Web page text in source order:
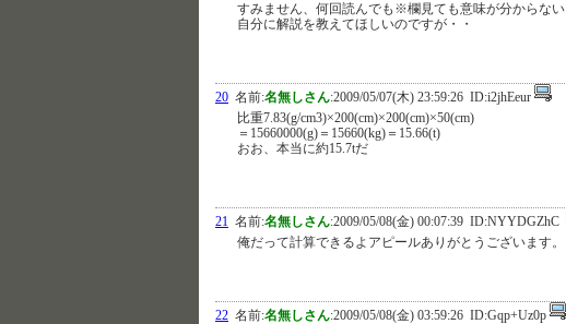
すみません、何回読んでも※欄見ても意味が分からない
自分に解説を教えてほしいのですが・・
20 名前:名無しさん:2009/05/07(木) 23:59:26 ID:i2jhEeur
比重7.83(g/cm3)×200(cm)×200(cm)×50(cm)
＝15660000(g)＝15660(kg)＝15.66(t)
おお、本当に約15.7tだ
21 名前:名無しさん:2009/05/08(金) 00:07:39 ID:NYYDGZhC
俺だって計算できるよアピールありがとうございます。
22 名前:名無しさん:2009/05/08(金) 03:59:26 ID:Gqp+Uz0p